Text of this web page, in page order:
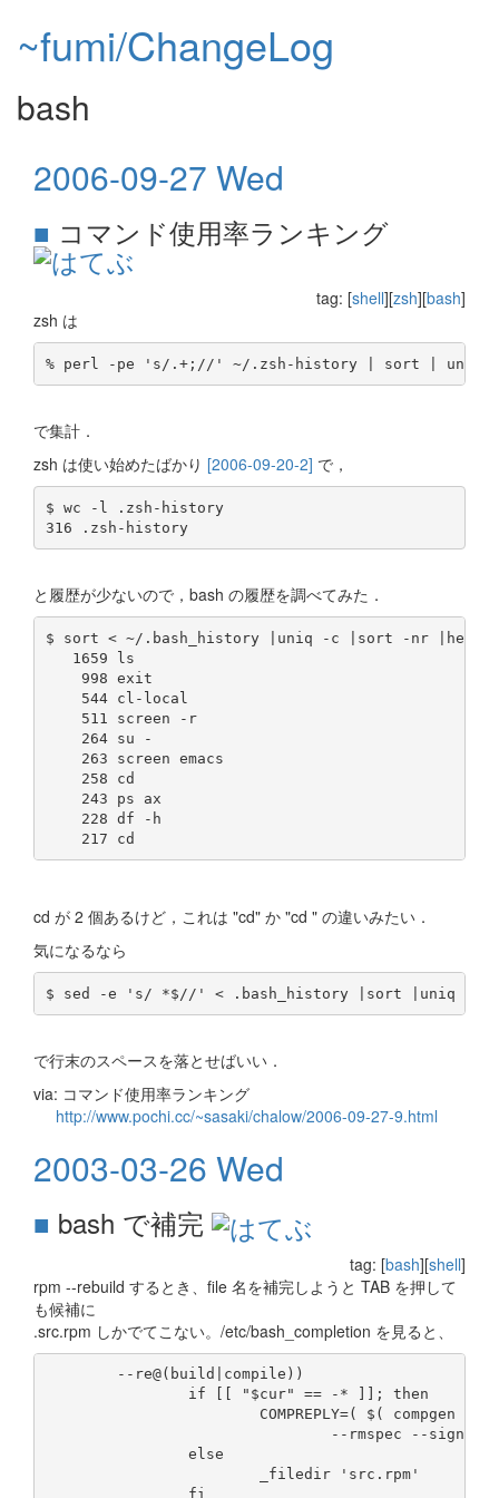
~fumi/ChangeLog
bash
2006-09-27 Wed
■ コマンド使用率ランキング
tag: [shell][zsh][bash]
zsh は
で集計．
zsh は使い始めたばかり [2006-09-20-2] で，
$ wc -l .zsh-history
316 .zsh-history
と履歴が少ないので，bash の履歴を調べてみた．
$ sort < ~/.bash_history |uniq -c |sort -nr |head
   1659 ls
    998 exit
    544 cl-local
    511 screen -r
    264 su -
    263 screen emacs
    258 cd
    243 ps ax
    228 df -h
cd が 2 個あるけど，これは "cd" か "cd " の違いみたい．
気になるなら
で行末のスペースを落とせばいい．
via: コマンド使用率ランキング
http://www.pochi.cc/~sasaki/chalow/2006-09-27-9.html
2003-03-26 Wed
■ bash で補完
tag: [bash][shell]
rpm --rebuild するとき、file 名を補完しようと TAB を押して
も候補に
.src.rpm しかでてこない。/etc/bash_completion を見ると、
        --re@(build|compile))
                if [[ "$cur" == -* ]]; then
COMPREPLY=( $( compgen -W
--rmspec --sign --
                else
                        _filedir 'src.rpm'
                fi